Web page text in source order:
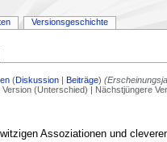
(Diskussion |Beiträge)
Version (Unterschied) | Nächstjüngere
Assoziationen und
Versionsgeschichte